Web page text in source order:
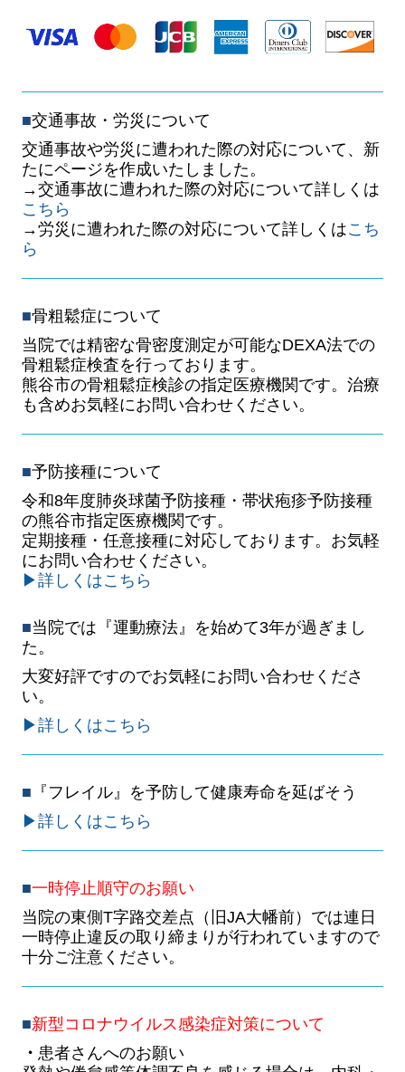
■交通事故・労災について
交通事故や労災に遭われた際の対応について、新
たにページを作成いたしました。
→交通事故に遭われた際の対応について詳しくは
こちら
→労災に遭われた際の対応について詳しくはこち
ら
■骨粗鬆症について
当院では精密な骨密度測定が可能なDEXA法での
骨粗鬆症検査を行っております。
熊谷市の骨粗鬆症検診の指定医療機関です。治療
も含めお気軽にお問い合わせください。
■予防接種について
令和8年度肺炎球菌予防接種・帯状疱疹予防接種
の熊谷市指定医療機関です。
定期接種・任意接種に対応しております。お気軽
にお問い合わせください。
▶詳しくはこちら
■当院では『運動療法』を始めて3年が過ぎまし
た。
大変好評ですのでお気軽にお問い合わせくださ
い。
▶詳しくはこちら
■ 『フレイル』を予防して健康寿命を延ばそう
▶詳しくはこちら
■一時停止順守のお願い
当院の東側T字路交差点（旧JA大幡前）では連日
一時停止違反の取り締まりが行われていますので
十分ご注意ください。
■新型コロナウイルス感染症対策について
・ 患者さんへのお願い